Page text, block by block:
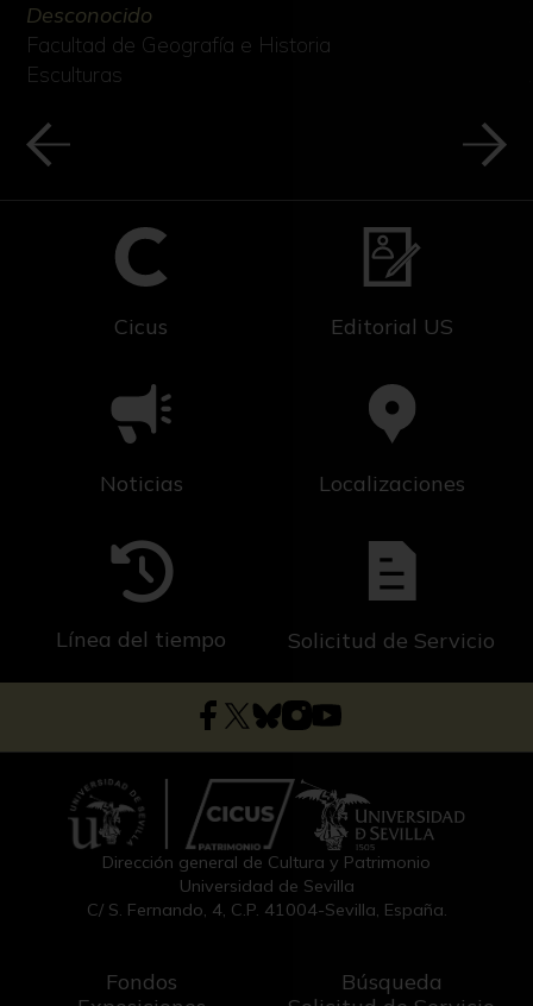
Desconocido
Facultad de Geografía e Historia
Esculturas
Cicus Editorial US
Noticias Localizaciones
Línea del tiempo Solicitud de Servicio
Dirección general de Cultura y Patrimonio
Universidad de Sevilla
C/ S. Fernando, 4, C.P. 41004-Sevilla, España.
Fondos
Búsqueda